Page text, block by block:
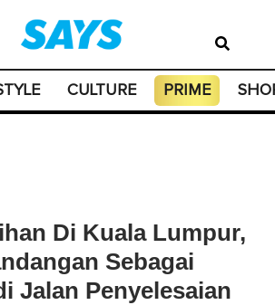
CULTURE PRIME
Di Kuala Lumpur,
Sebagai
Jalan Penyelesaian